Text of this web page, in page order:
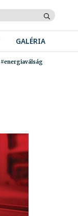
GALÉRIA
#energiaválság